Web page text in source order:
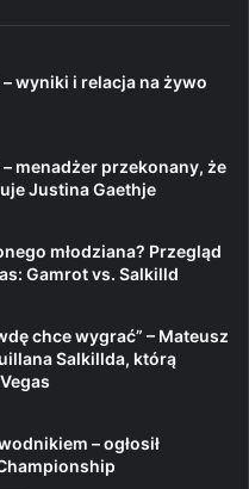
wyniki i relacja na żywo
menadżer przekonany, że
Justina Gaethje
młodziana? Przegląd
Gamrot vs. Salkilld
chce wygrać” – Mateusz
Salkillda, którą
– ogłosił